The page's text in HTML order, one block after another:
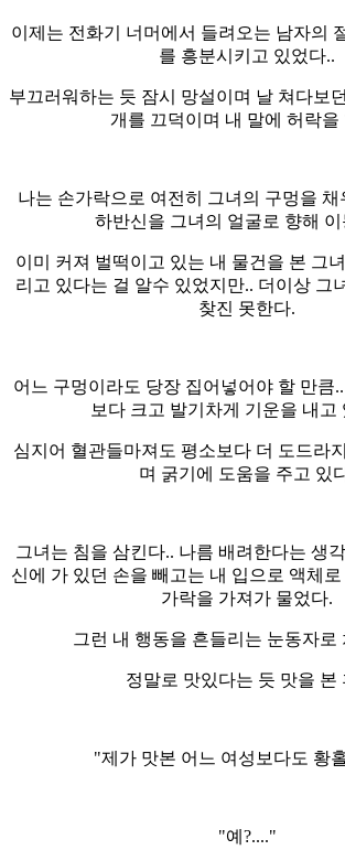
이제는 전화기 너머에서 들려오는 남자의
를 흥분시키고 있었다..
부끄러워하는 듯 잠시 망설이며 날 쳐다보
개를 끄덕이며 내 말에 허락을
나는 손가락으로 여전히 그녀의 구멍을 채
하반신을 그녀의 얼굴로 향해 이
이미 커져 벌떡이고 있는 내 물건을 본 그
리고 있다는 걸 알수 있었지만.. 더이상 그
찾진 못한다.
어느 구멍이라도 당장 집어넣어야 할 만큼
보다 크고 발기차게 기운을 내고
심지어 혈관들마져도 평소보다 더 도드라
며 굵기에 도움을 주고 있
그녀는 침을 삼킨다.. 나름 배려한다는 생
신에 가 있던 손을 빼고는 내 입으로 액체
가락을 가져가 물었다.
그런 내 행동을 흔들리는 눈동자로
정말로 맛있다는 듯 맛을 본
"제가 맛본 어느 여성보다도 황
"예?...."